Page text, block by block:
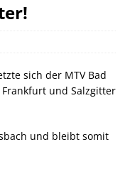
sich der MTV Bad
und Salzgitter
und bleibt somit